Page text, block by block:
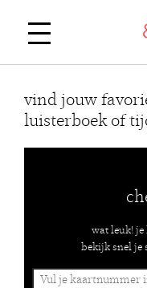
vind jouw
luisterboek of
wat leuk! je
bekijk snel je